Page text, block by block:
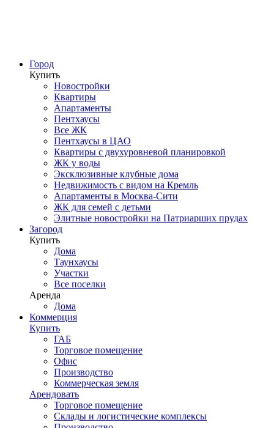
Город
Купить
Новостройки
Квартиры
Апартаменты
Пентхаусы
Все ЖК
Пентхаусы в ЦАО
Квартиры с двухуровневой планировкой
ЖК у воды
Эксклюзивные клубные дома
Недвижимость с видом на Кремль
Апартаменты в Москва-Сити
ЖК для семей с детьми
Элитные новостройки на Патриарших прудах
Загород
Купить
Дома
Таунхаусы
Участки
Все поселки
Аренда
Дома
Коммерция
Купить
ГАБ
Торговое помещение
Офис
Производство
Коммерческая земля
Арендовать
Торговое помещение
Склады и логистические комплексы